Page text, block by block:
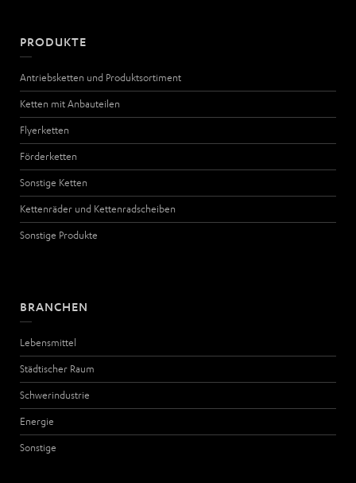
PRODUKTE
Antriebsketten und Produktsortiment
Ketten mit Anbauteilen
Flyerketten
Förderketten
Sonstige Ketten
Kettenräder und Kettenradscheiben
Sonstige Produkte
BRANCHEN
Lebensmittel
Städtischer Raum
Schwerindustrie
Energie
Sonstige